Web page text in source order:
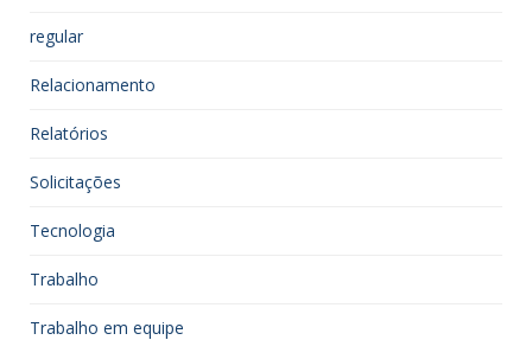
regular
Relacionamento
Relatórios
Solicitações
Tecnologia
Trabalho
Trabalho em equipe